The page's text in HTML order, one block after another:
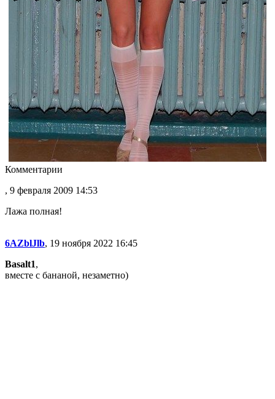
Комментарии
, 9 февраля 2009 14:53
Лажа полная!
6AZblJlb, 19 ноября 2022 16:45
Basalt1,
вместе с бананой, незаметно)